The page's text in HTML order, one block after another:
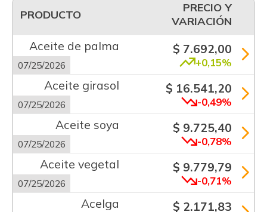
PRODUCTO
PRECIO Y
VARIACIÓN
Aceite de palma
07/25/2026
$ 7.692,00
+0,15%
Aceite girasol
07/25/2026
$ 16.541,20
-0,49%
Aceite soya
07/25/2026
$ 9.725,40
-0,78%
Aceite vegetal
07/25/2026
$ 9.779,79
-0,71%
Acelga $ 2.171,83